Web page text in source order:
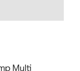
Multi